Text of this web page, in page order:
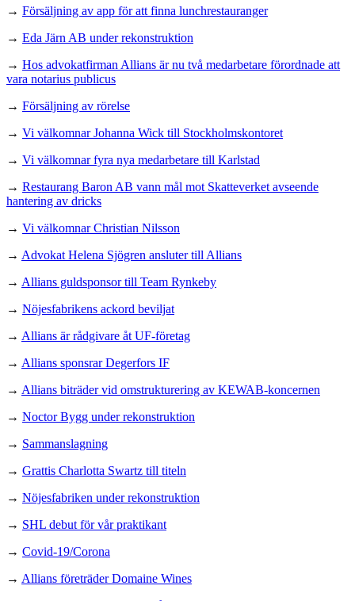
→ Försäljning av app för att finna lunchrestauranger
→ Eda Järn AB under rekonstruktion
→ Hos advokatfirman Allians är nu två medarbetare förordnade att
vara notarius publicus
→ Försäljning av rörelse
→ Vi välkomnar Johanna Wick till Stockholmskontoret
→ Vi välkomnar fyra nya medarbetare till Karlstad
→ Restaurang Baron AB vann mål mot Skatteverket avseende
hantering av dricks
→ Vi välkomnar Christian Nilsson
→ Advokat Helena Sjögren ansluter till Allians
→ Allians guldsponsor till Team Rynkeby
→ Nöjesfabrikens ackord beviljat
→ Allians är rådgivare åt UF-företag
→ Allians sponsrar Degerfors IF
→ Allians biträder vid omstrukturering av KEWAB-koncernen
→ Noctor Bygg under rekonstruktion
→ Sammanslagning
→ Grattis Charlotta Swartz till titeln
→ Nöjesfabriken under rekonstruktion
→ SHL debut för vår praktikant
→ Covid-19/Corona
→ Allians företräder Domaine Wines